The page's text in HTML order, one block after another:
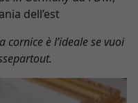
dell’est
cornice è l’ideale se vuoi